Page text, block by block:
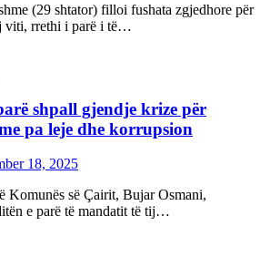
(29 shtator) filloi fushata zgjedhore për
viti, rrethi i parë i të…
shpall gjendje krize për
pa leje dhe korrupsion
18, 2025
Komunës së Çairit, Bujar Osmani,
e parë të mandatit të tij…